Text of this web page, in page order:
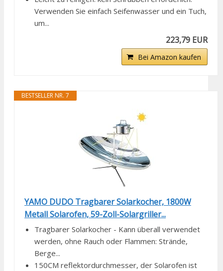
Verwenden Sie einfach Seifenwasser und ein Tuch,
um...
223,79 EUR
Bei Amazon kaufen
BESTSELLER NR. 7
YAMO DUDO Tragbarer Solarkocher, 1800W
Metall Solarofen, 59-Zoll-Solargriller...
Tragbarer Solarkocher - Kann überall verwendet
werden, ohne Rauch oder Flammen: Strände,
Berge...
150CM reflektordurchmesser, der Solarofen ist